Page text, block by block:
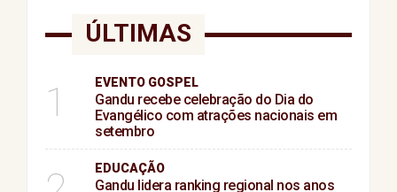
ÚLTIMAS
1 EVENTO GOSPEL
Gandu recebe celebração do Dia do
Evangélico com atrações nacionais em
setembro
EDUCAÇÃO
Gandu lidera ranking regional nos anos